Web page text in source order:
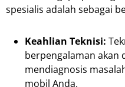
spesialis adalah sebagai
Keahlian Teknisi:
berpengalaman akan
mendiagnosis
mobil Anda.